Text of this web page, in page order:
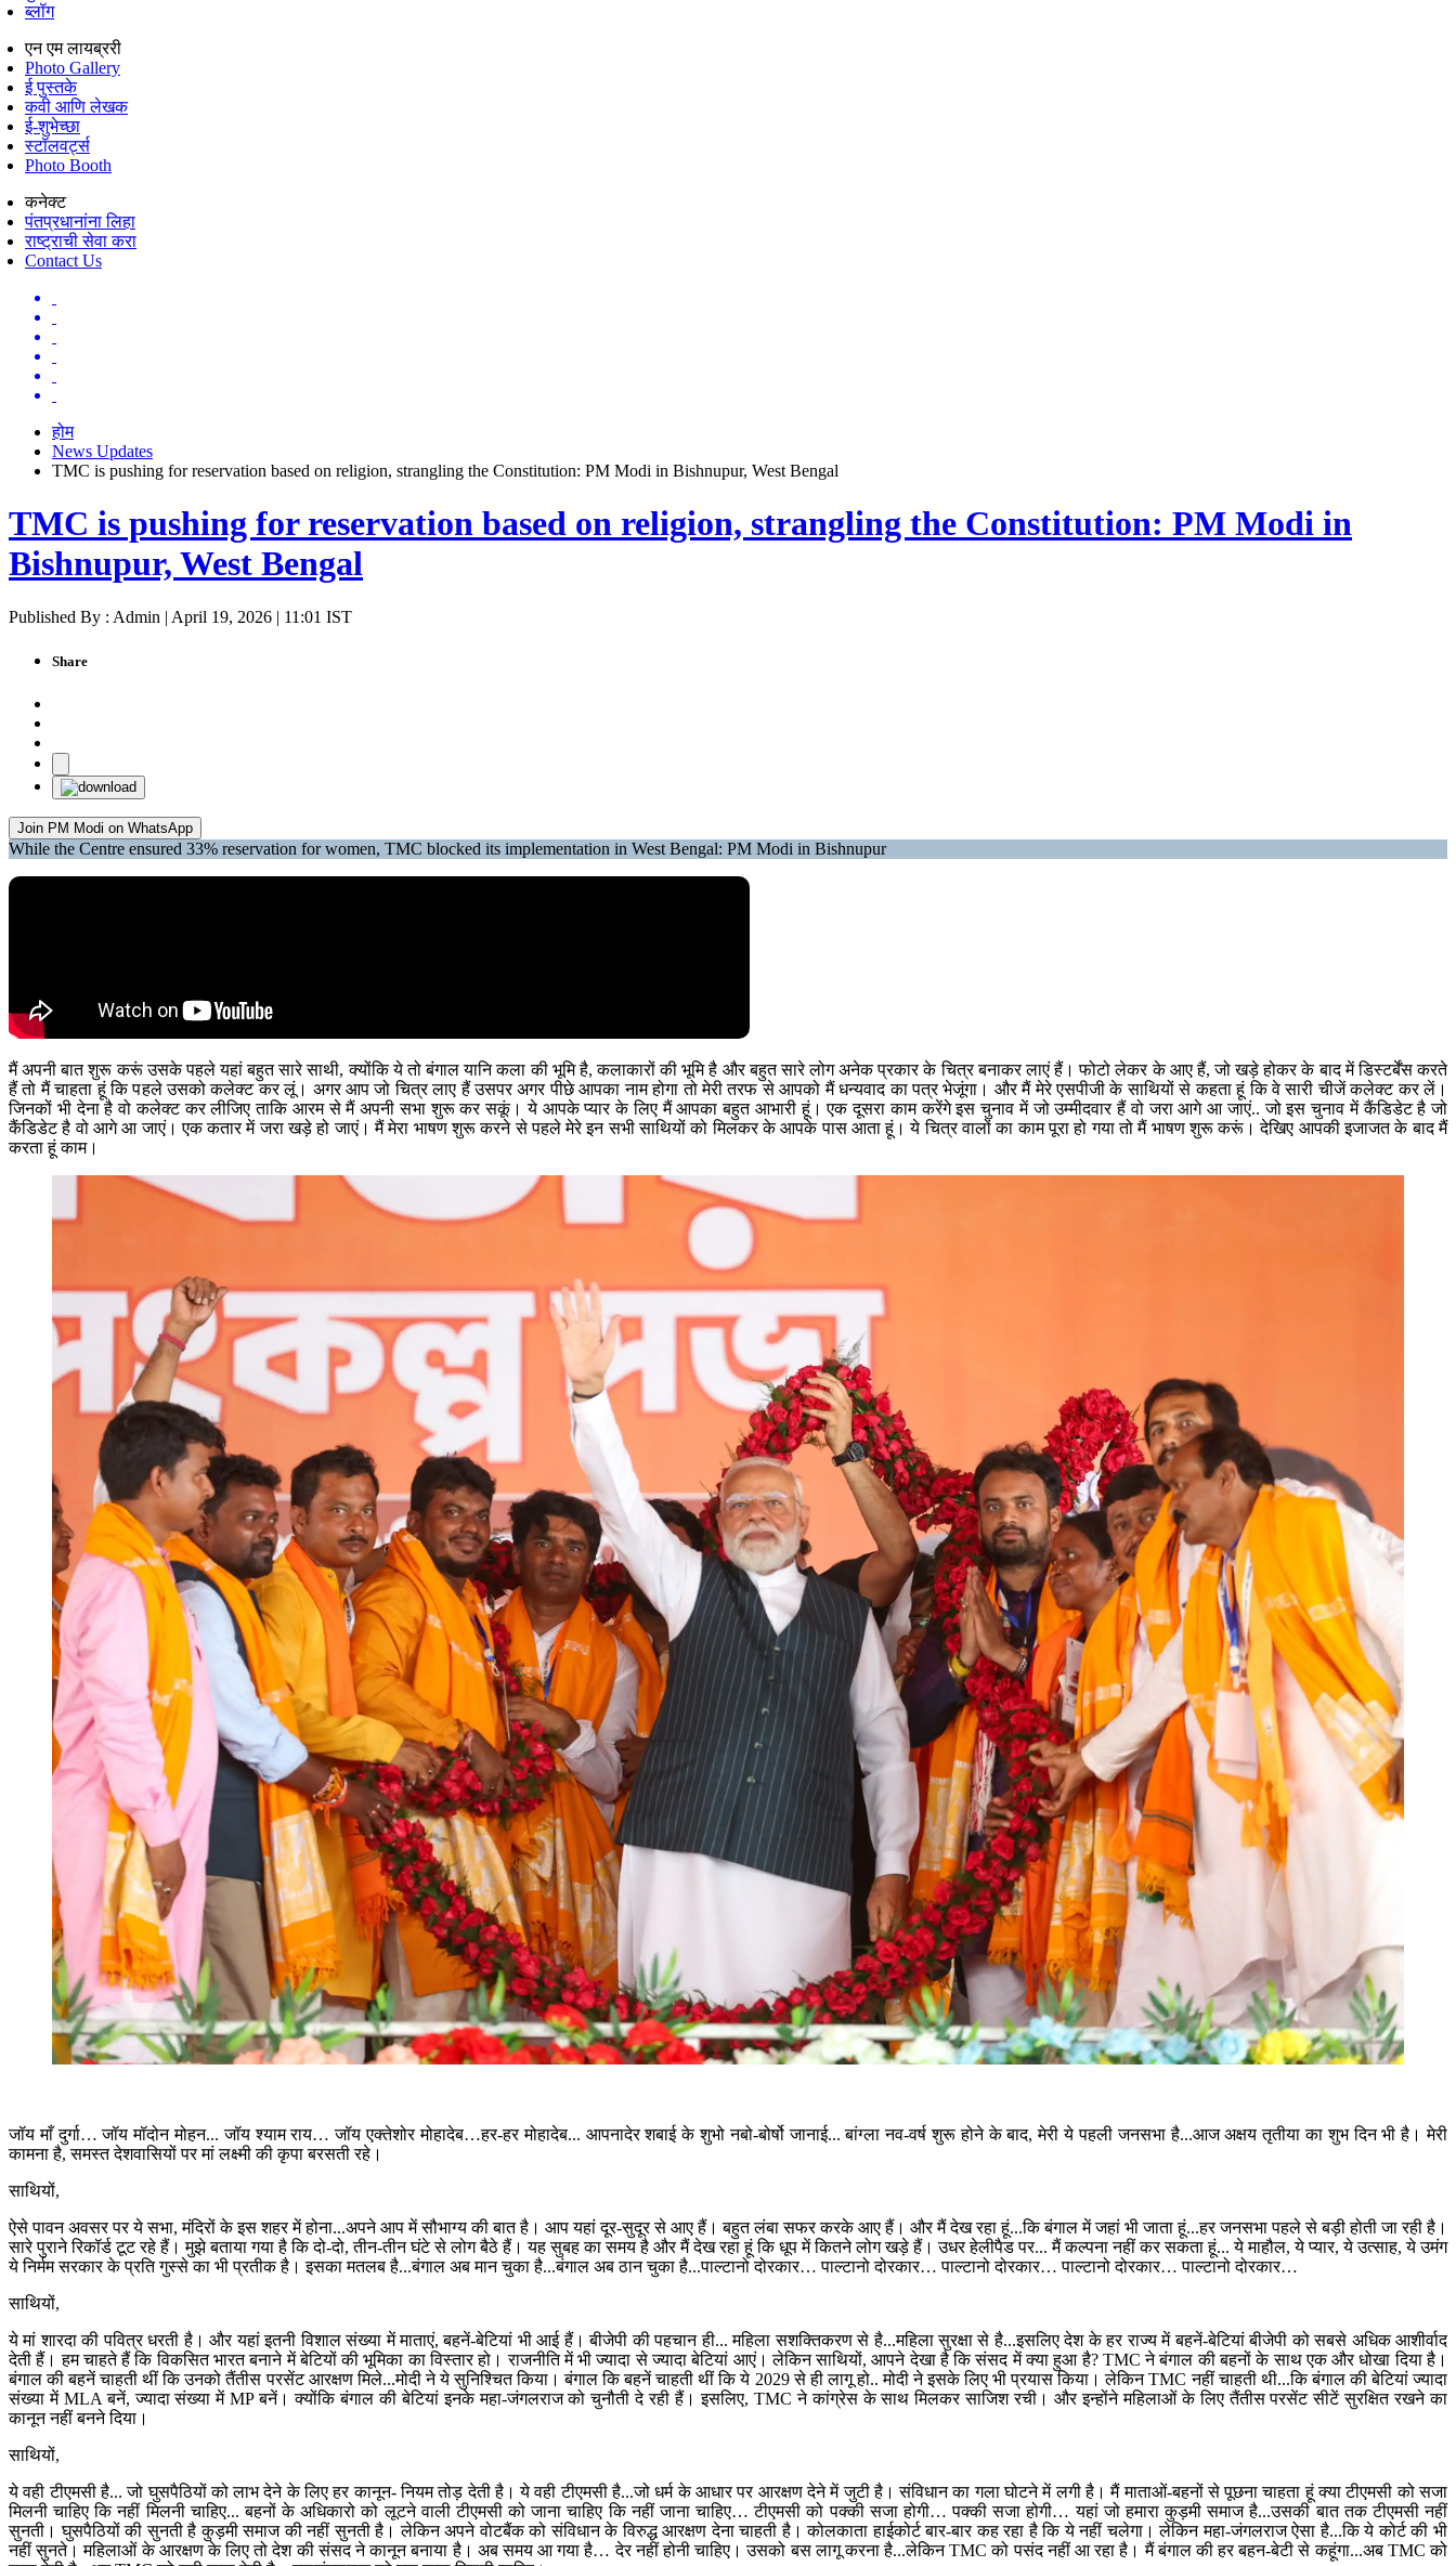
ब्लॉग
एन एम लायब्ररी
Photo Gallery
ई पुस्तके
कवी आणि लेखक
ई-शुभेच्छा
स्टॉलवर्ट्स
Photo Booth
कनेक्ट
पंतप्रधानांना लिहा
राष्ट्राची सेवा करा
Contact Us
होम
News Updates
TMC is pushing for reservation based on religion, strangling the Constitution: PM Modi in Bishnupur, West Bengal
TMC is pushing for reservation based on religion, strangling the Constitution: PM Modi in
Bishnupur, West Bengal
Published By : Admin | April 19, 2026 | 11:01 IST
Share
Join PM Modi on WhatsApp
While the Centre ensured 33% reservation for women, TMC blocked its implementation in West Bengal: PM Modi in Bishnupur
मैं अपनी बात शुरू करूं उसके पहले यहां बहुत सारे साथी, क्योंकि ये तो बंगाल यानि कला की भूमि है, कलाकारों की भूमि है और बहुत सारे लोग अनेक प्रकार के चित्र बनाकर लाएं हैं। फोटो लेकर के आए हैं, जो खड़े होकर के बाद में डिस्टर्बेंस करते
हैं तो मैं चाहता हूं कि पहले उसको कलेक्ट कर लूं। अगर आप जो चित्र लाए हैं उसपर अगर पीछे आपका नाम होगा तो मेरी तरफ से आपको मैं धन्यवाद का पत्र भेजूंगा। और मैं मेरे एसपीजी के साथियों से कहता हूं कि वे सारी चीजें कलेक्ट कर लें।
जिनकों भी देना है वो कलेक्ट कर लीजिए ताकि आरम से मैं अपनी सभा शुरू कर सकूं। ये आपके प्यार के लिए मैं आपका बहुत आभारी हूं। एक दूसरा काम करेंगे इस चुनाव में जो उम्मीदवार हैं वो जरा आगे आ जाएं.. जो इस चुनाव में कैंडिडेट है जो
कैंडिडेट है वो आगे आ जाएं। एक कतार में जरा खड़े हो जाएं। मैं मेरा भाषण शुरू करने से पहले मेरे इन सभी साथियों को मिलकर के आपके पास आता हूं। ये चित्र वालों का काम पूरा हो गया तो मैं भाषण शुरू करूं। देखिए आपकी इजाजत के बाद मैं
करता हूं काम।
जॉय माँ दुर्गा… जॉय मॉदोन मोहन... जॉय श्याम राय… जॉय एक्तेशोर मोहादेब…हर-हर मोहादेब... आपनादेर शबाई के शुभो नबो-बोर्षो जानाई... बांग्ला नव-वर्ष शुरू होने के बाद, मेरी ये पहली जनसभा है...आज अक्षय तृतीया का शुभ दिन भी है। मेरी
कामना है, समस्त देशवासियों पर मां लक्ष्मी की कृपा बरसती रहे।
साथियों,
ऐसे पावन अवसर पर ये सभा, मंदिरों के इस शहर में होना...अपने आप में सौभाग्य की बात है। आप यहां दूर-सुदूर से आए हैं। बहुत लंबा सफर करके आए हैं। और मैं देख रहा हूं...कि बंगाल में जहां भी जाता हूं...हर जनसभा पहले से बड़ी होती जा रही है।
सारे पुराने रिकॉर्ड टूट रहे हैं। मुझे बताया गया है कि दो-दो, तीन-तीन घंटे से लोग बैठे हैं। यह सुबह का समय है और मैं देख रहा हूं कि धूप में कितने लोग खड़े हैं। उधर हेलीपैड पर... मैं कल्पना नहीं कर सकता हूं... ये माहौल, ये प्यार, ये उत्साह, ये उमंग
ये निर्मम सरकार के प्रति गुस्से का भी प्रतीक है। इसका मतलब है...बंगाल अब मान चुका है...बंगाल अब ठान चुका है...पाल्टानो दोरकार… पाल्टानो दोरकार… पाल्टानो दोरकार… पाल्टानो दोरकार… पाल्टानो दोरकार…
साथियों,
ये मां शारदा की पवित्र धरती है। और यहां इतनी विशाल संख्या में माताएं, बहनें-बेटियां भी आई हैं। बीजेपी की पहचान ही... महिला सशक्तिकरण से है...महिला सुरक्षा से है...इसलिए देश के हर राज्य में बहनें-बेटियां बीजेपी को सबसे अधिक आशीर्वाद
देती हैं। हम चाहते हैं कि विकसित भारत बनाने में बेटियों की भूमिका का विस्तार हो। राजनीति में भी ज्यादा से ज्यादा बेटियां आएं। लेकिन साथियों, आपने देखा है कि संसद में क्या हुआ है? TMC ने बंगाल की बहनों के साथ एक और धोखा दिया है।
बंगाल की बहनें चाहती थीं कि उनको तैंतीस परसेंट आरक्षण मिले...मोदी ने ये सुनिश्चित किया। बंगाल कि बहनें चाहती थीं कि ये 2029 से ही लागू हो.. मोदी ने इसके लिए भी प्रयास किया। लेकिन TMC नहीं चाहती थी...कि बंगाल की बेटियां ज्यादा
संख्या में MLA बनें, ज्यादा संख्या में MP बनें। क्योंकि बंगाल की बेटियां इनके महा-जंगलराज को चुनौती दे रही हैं। इसलिए, TMC ने कांग्रेस के साथ मिलकर साजिश रची। और इन्होंने महिलाओं के लिए तैंतीस परसेंट सीटें सुरक्षित रखने का
कानून नहीं बनने दिया।
साथियों,
ये वही टीएमसी है... जो घुसपैठियों को लाभ देने के लिए हर कानून- नियम तोड़ देती है। ये वही टीएमसी है...जो धर्म के आधार पर आरक्षण देने में जुटी है। संविधान का गला घोटने में लगी है। मैं माताओं-बहनों से पूछना चाहता हूं क्या टीएमसी को सजा
मिलनी चाहिए कि नहीं मिलनी चाहिए... बहनों के अधिकारो को लूटने वाली टीएमसी को जाना चाहिए कि नहीं जाना चाहिए… टीएमसी को पक्की सजा होगी… पक्की सजा होगी… यहां जो हमारा कुड़मी समाज है...उसकी बात तक टीएमसी नहीं
सुनती। घुसपैठियों की सुनती है कुड़मी समाज की नहीं सुनती है। लेकिन अपने वोटबैंक को संविधान के विरुद्ध आरक्षण देना चाहती है। कोलकाता हाईकोर्ट बार-बार कह रहा है कि ये नहीं चलेगा। लेकिन महा-जंगलराज ऐसा है...कि ये कोर्ट की भी
नहीं सुनते। महिलाओं के आरक्षण के लिए तो देश की संसद ने कानून बनाया है। अब समय आ गया है… देर नहीं होनी चाहिए। उसको बस लागू करना है...लेकिन TMC को पसंद नहीं आ रहा है। मैं बंगाल की हर बहन-बेटी से कहूंगा...अब TMC को